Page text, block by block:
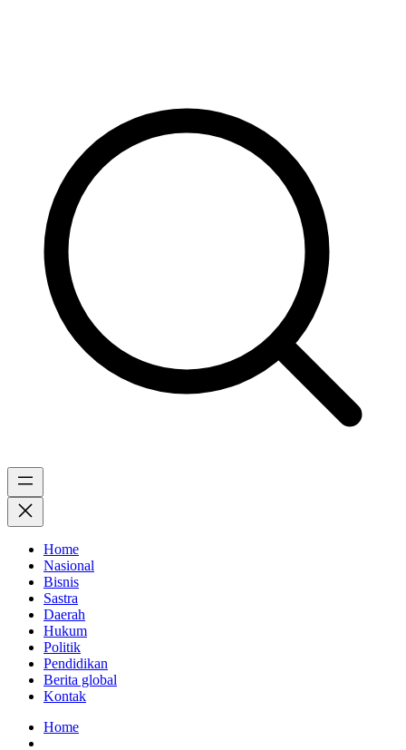
Home
Nasional
Bisnis
Sastra
Daerah
Hukum
Politik
Pendidikan
Berita global
Kontak
Home